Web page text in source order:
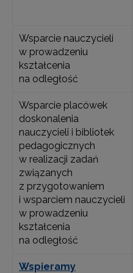
Wsparcie nauczycieli
w prowadzeniu
kształcenia
na odległość
Wsparcie placówek
doskonalenia
nauczycieli i bibliotek
pedagogicznych
w realizacji zadań
związanych
z przygotowaniem
i wsparciem nauczycieli
w prowadzeniu
kształcenia
na odległość
Wspieramy